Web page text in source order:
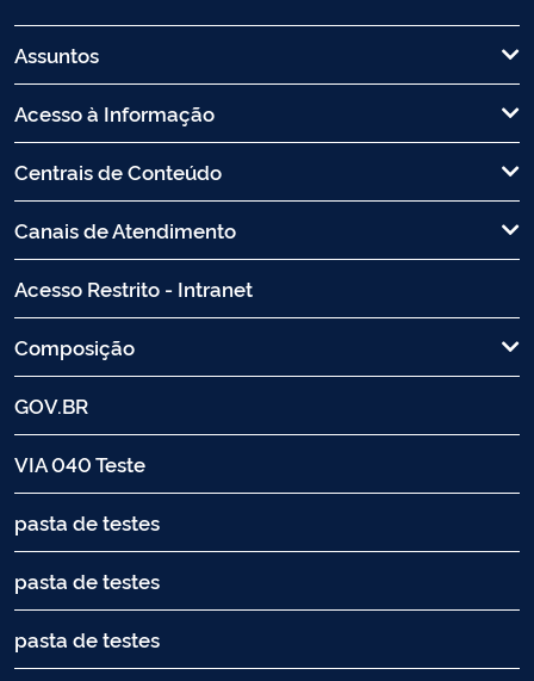
Assuntos
Acesso à Informação
Centrais de Conteúdo
Canais de Atendimento
Acesso Restrito - Intranet
Composição
GOV.BR
VIA 040 Teste
pasta de testes
pasta de testes
pasta de testes